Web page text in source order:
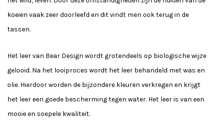
koeien vaak zeer doorleefd en dit vindt men ook terug in de
tassen.
Het leer van Bear Design wordt grotendeels op biologische wijze
gelooid. Na het looiproces wordt het leer behandeld met was en
olie. Hierdoor worden de bijzondere kleuren verkregen en krijgt
het leer een goede bescherming tegen water. Het leer is van een
mooie en soepele kwaliteit.